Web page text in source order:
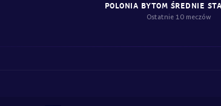
POLONIA BYTOM ŚREDNIE
Ostatnie 10 meczów